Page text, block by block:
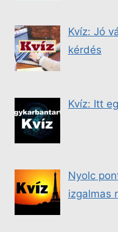
Kvíz: Jó
kérdés
Kvíz: Itt
Nyolc
izgalmas